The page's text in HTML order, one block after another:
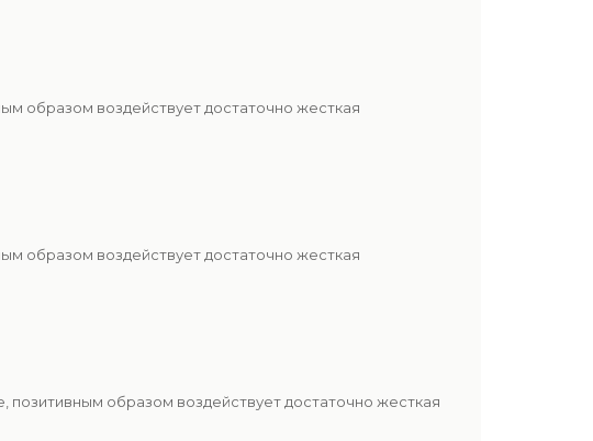
образом воздействует достаточно жесткая
образом воздействует достаточно жесткая
позитивным образом воздействует достаточно жесткая